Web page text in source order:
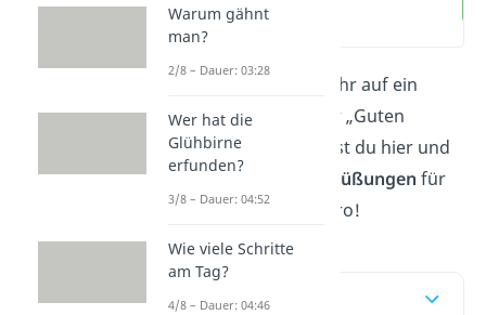
Du hast keine Lust mehr auf ein
einfaches „Hallo“ oder „Guten
Morgen“? Dann findest du hier und
imVideo lustige Begrüßungen für
den Alltag und das Büro!
Inhaltsübersicht
Warum gähnt
man?
2/8 – Dauer: 03:28
Wer hat die
Glühbirne
erfunden?
3/8 – Dauer: 04:52
Wie viele Schritte
am Tag?
4/8 – Dauer: 04:46